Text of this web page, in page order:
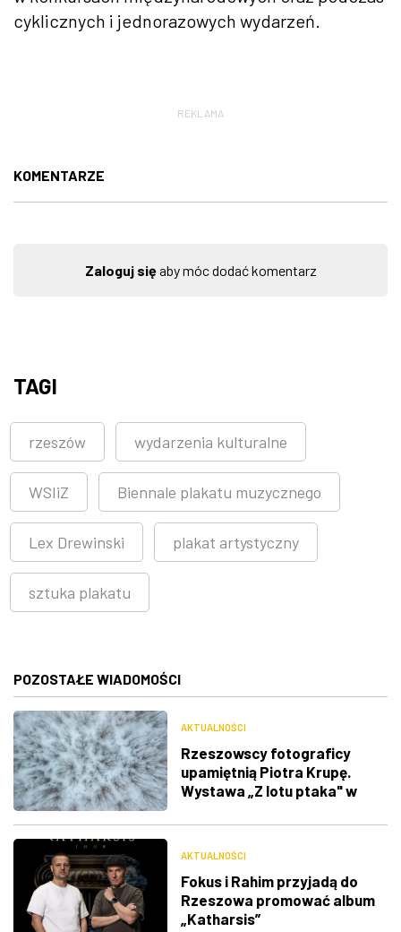
cyklicznych i jednorazowych wydarzeń.
REKLAMA
KOMENTARZE
Zaloguj sięaby móc dodać komentarz
TAGI
rzeszów wydarzenia kulturalne
WSIiZ Biennale plakatu muzycznego
Lex Drewinski plakat artystyczny
sztuka plakatu
POZOSTAŁE WIADOMOŚCI
AKTUALNOŚCI
Rzeszowscy fotograficy
upamiętnią Piotra Krupę.
Wystawa „Z lotu ptaka" w
AKTUALNOŚCI
Fokus i Rahim przyjadą do
Rzeszowa promować album
„Katharsis”